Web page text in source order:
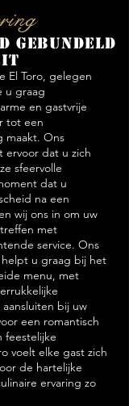
gebundeld
El Toro, gelegen
u graag
en gastvrije
tot een
maakt. Ons
dat u zich
sfeervolle
dat u
na een
wij ons in om uw
met
service. Ons
u graag bij het
menu, met
bij uw
een romantisch
feestelijke
voelt elke gast zich
de hartelijke
ervaring zo